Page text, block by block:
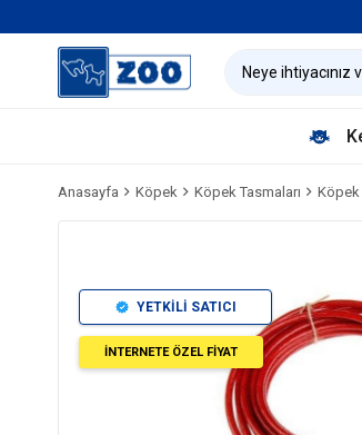
Anasayfa Köpek Köpek Tasmaları Köpek
YETKİLİ SATICI
İNTERNETE ÖZEL FİYAT